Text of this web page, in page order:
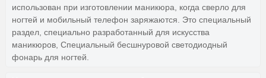
использован при изготовлении маникюра, когда сверло для
ногтей и мобильный телефон заряжаются. Это специальный
раздел, специально разработанный для искусства
маникюров, Специальный бесшнуровой светодиодный
фонарь для ногтей.